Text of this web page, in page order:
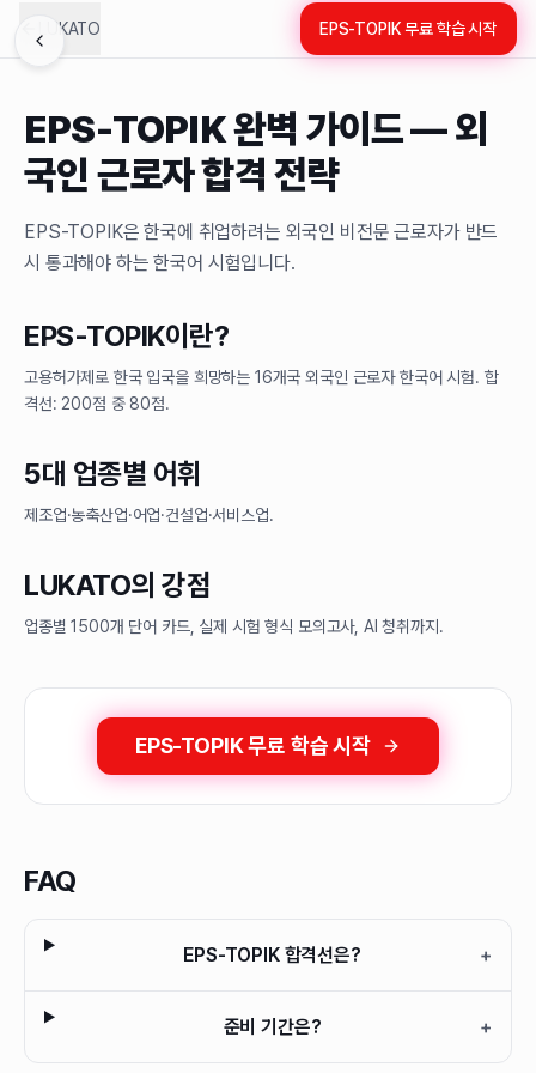
LUKATO EPS-TOPIK 무료 학습 시작
EPS-TOPIK 완벽 가이드 — 외
국인 근로자 합격 전략
EPS-TOPIK은 한국에 취업하려는 외국인 비전문 근로자가 반드
시 통과해야 하는 한국어 시험입니다.
EPS-TOPIK이란?
고용허가제로 한국 입국을 희망하는 16개국 외국인 근로자 한국어 시험. 합
격선: 200점 중 80점.
5대 업종별 어휘
제조업·농축산업·어업·건설업·서비스업.
LUKATO의 강점
업종별 1500개 단어 카드, 실제 시험 형식 모의고사, AI 청취까지.
EPS-TOPIK 무료 학습 시작
FAQ
EPS-TOPIK 합격선은? +
준비 기간은? +